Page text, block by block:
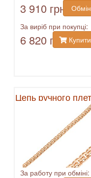
3 910 грн
Обмін
За виріб при покупці:
6 820 грн Купити
За работу при обміні: